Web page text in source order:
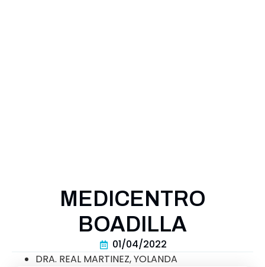
MEDICENTRO
BOADILLA
01/04/2022
DRA. REAL MARTINEZ, YOLANDA